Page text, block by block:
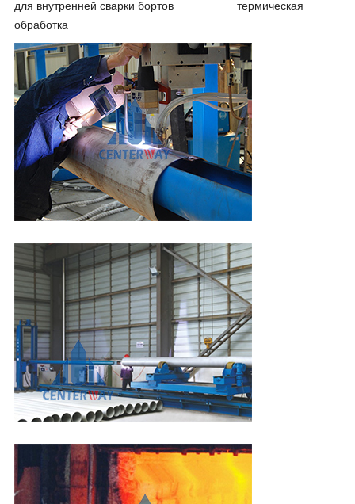
для внутренней сварки бортов термическая
обработка